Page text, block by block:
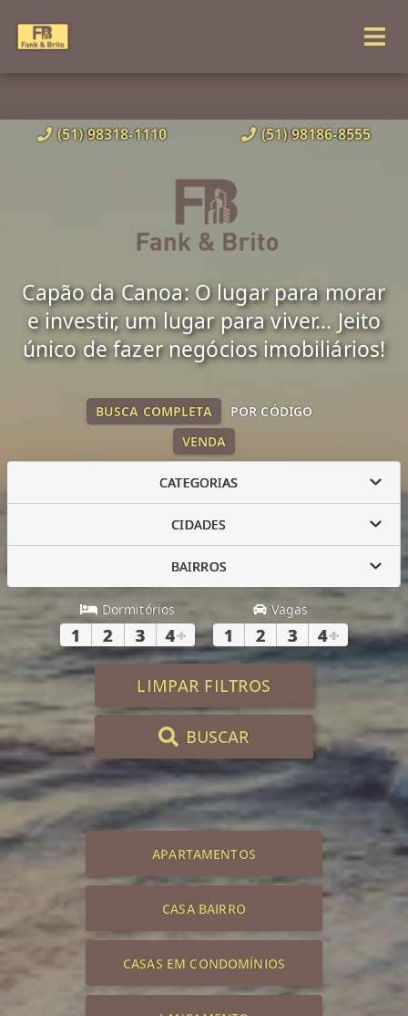
(51) 98318-1110 (51) 98186-8555
Capão da Canoa: O lugar para morar
e investir, um lugar para viver... Jeito
único de fazer negócios imobiliários!
VENDA
BUSCA COMPLETA POR CÓDIGO
CATEGORIAS
CIDADES
BAIRROS
Dormitórios
1 2 3 4+
Vagas
1 2 3 4+
LIMPAR FILTROS
BUSCAR
APARTAMENTOS
CASA BAIRRO
CASAS EM CONDOMÍNIOS